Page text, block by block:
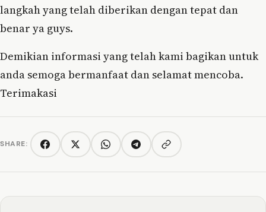
langkah yang telah diberikan dengan tepat dan
benar ya guys.
Demikian informasi yang telah kami bagikan untuk
anda semoga bermanfaat dan selamat mencoba.
Terimakasi
SHARE: FacebookTwitter/XWhatsAppTelegramCopy link